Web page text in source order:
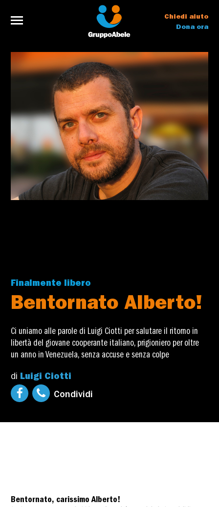
Chiedi aiuto
Dona ora
Finalmente libero
Bentornato Alberto!
Ci uniamo alle parole di Luigi Ciotti per salutare il ritorno in
libertà del giovane cooperante italiano, prigioniero per oltre
un anno in Venezuela, senza accuse e senza colpe
di Luigi Ciotti
Condividi
Bentornato, carissimo Alberto!